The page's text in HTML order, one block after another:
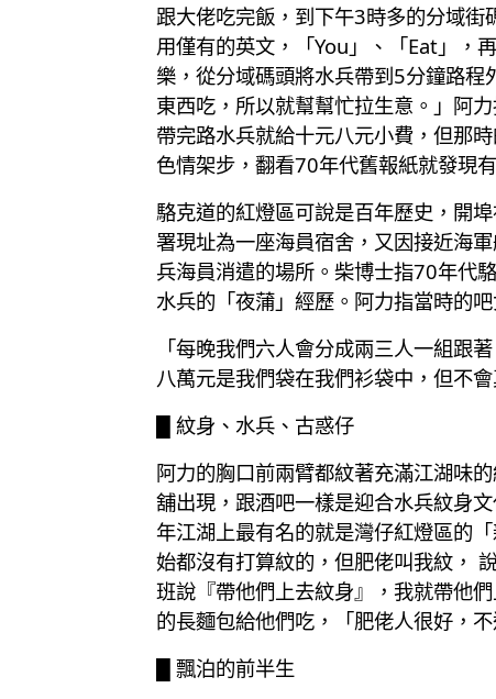
跟大佬吃完飯，到下午3時多的分域
用僅有的英文，「You」、「Eat」，
樂，從分域碼頭將水兵帶到5分鐘路
東西吃，所以就幫幫忙拉生意。」阿
帶完路水兵就給十元八元小費，但那
色情架步，翻看70年代舊報紙就發現
駱克道的紅燈區可說是百年歷史，開
署現址為一座海員宿舍，又因接近海
兵海員消遣的場所。柴博士指70年代
水兵的「夜蒲」經歷。阿力指當時的
「每晚我們六人會分成兩三人一組跟
八萬元是我們袋在我們衫袋中，但不
█ 紋身、水兵、古惑仔
阿力的胸口前兩臂都紋著充滿江湖味
舖出現，跟酒吧一樣是迎合水兵紋身
年江湖上最有名的就是灣仔紅燈區的
始都沒有打算紋的，但肥佬叫我紋，
班說『帶他們上去紋身』，我就帶他
的長麵包給他們吃，「肥佬人很好，不
█ 飄泊的前半生